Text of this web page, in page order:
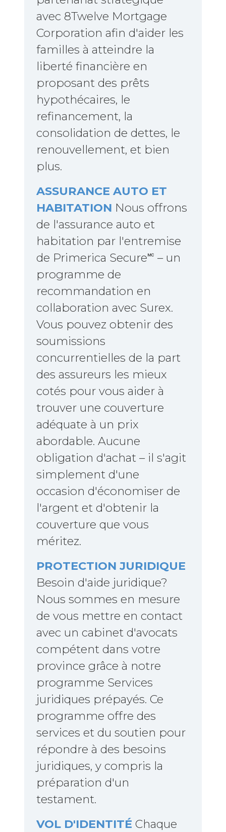
avec 8Twelve Mortgage
Corporation afin d'aider les
familles à atteindre la
liberté financière en
proposant des prêts
hypothécaires, le
refinancement, la
consolidation de dettes, le
renouvellement, et bien
plus.
ASSURANCE AUTO ET
HABITATION Nous offrons
de l'assurance auto et
habitation par l'entremise
de Primerica Secure🅪 – un
programme de
recommandation en
collaboration avec Surex.
Vous pouvez obtenir des
soumissions
concurrentielles de la part
des assureurs les mieux
cotés pour vous aider à
trouver une couverture
adéquate à un prix
abordable. Aucune
obligation d'achat – il s'agit
simplement d'une
occasion d'économiser de
l'argent et d'obtenir la
couverture que vous
méritez.
PROTECTION JURIDIQUE
Besoin d'aide juridique?
Nous sommes en mesure
de vous mettre en contact
avec un cabinet d'avocats
compétent dans votre
province grâce à notre
programme Services
juridiques prépayés. Ce
programme offre des
services et du soutien pour
répondre à des besoins
juridiques, y compris la
préparation d'un
testament.
VOL D'IDENTITÉ Chaque